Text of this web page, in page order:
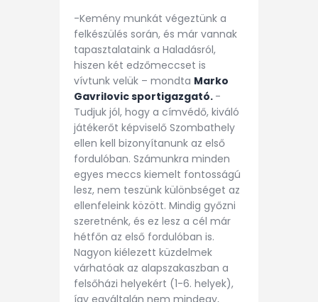
-Kemény munkát végeztünk a
felkészülés során, és már vannak
tapasztalataink a Haladásról,
hiszen két edzőmeccset is
vívtunk velük – mondta Marko
Gavrilovic sportigazgató. -
Tudjuk jól, hogy a címvédő, kiváló
játékerőt képviselő Szombathely
ellen kell bizonyítanunk az első
fordulóban. Számunkra minden
egyes meccs kiemelt fontosságú
lesz, nem teszünk különbséget az
ellenfeleink között. Mindig győzni
szeretnénk, és ez lesz a cél már
hétfőn az első fordulóban is.
Nagyon kiélezett küzdelmek
várhatóak az alapszakaszban a
felsőházi helyekért (1-6. helyek),
így egyáltalán nem mindegy,